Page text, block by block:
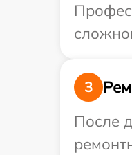
3
После